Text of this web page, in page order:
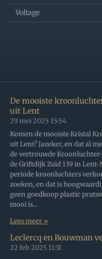
Voltage
De mooiste
uit Lent
29 mei 2025 15:54
Komen de mooiste Kristal
uit Lent? Jazeker, en dat al
de vertrouwde
de Griftdijk Zuid 139 in
periode kroonluchters
zoeken, en dat is
geen goedkoop plastic
mooi is...
Lees meer »
Leclercq en Bouwman
22 feb 2025 11:31